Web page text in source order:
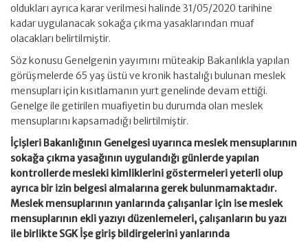
oldukları ayrıca karar verilmesi halinde 31/05/2020 tarihine
kadar uygulanacak sokağa çıkma yasaklarından muaf
olacakları belirtilmiştir.
Söz konusu Genelgenin yayımını müteakip Bakanlıkla yapılan
görüşmelerde 65 yaş üstü ve kronik hastalığı bulunan meslek
mensupları için kısıtlamanın yurt genelinde devam ettiği.
Genelge ile getirilen muafiyetin bu durumda olan meslek
mensuplarını kapsamadığı belirtilmiştir.
İçişleri Bakanlığının Genelgesi uyarınca meslek mensuplarının
sokağa çıkma yasağının uygulandığı günlerde yapılan
kontrollerde mesleki kimliklerini göstermeleri yeterli olup
ayrıca bir izin belgesi almalarına gerek bulunmamaktadır.
Meslek mensuplarının yanlarında çalışanlar için ise meslek
mensuplarının ekli yazıyı düzenlemeleri, çalışanların bu yazı
ile birlikte SGK İşe giriş bildirgelerini yanlarında